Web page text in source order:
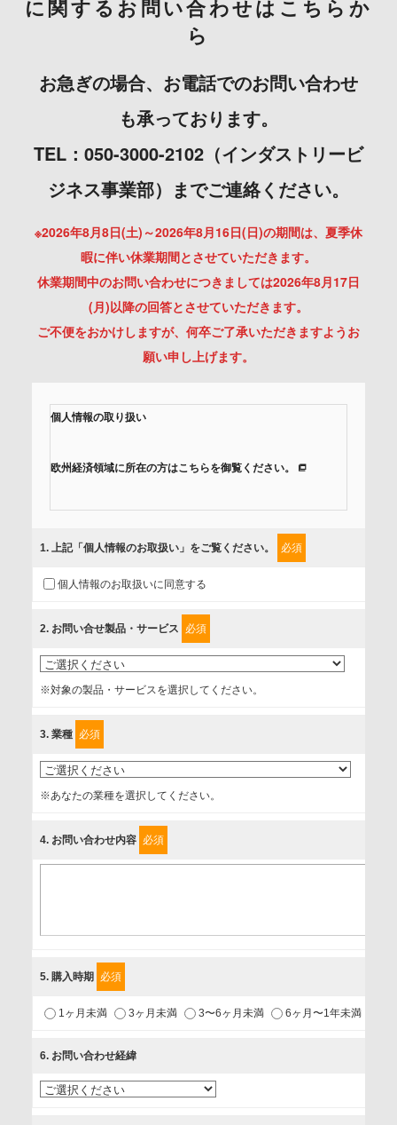
に関するお問い合わせはこちらか
ら
お急ぎの場合、お電話でのお問い合わせ
も承っております。
TEL：050-3000-2102（インダストリービ
ジネス事業部）までご連絡ください。
※2026年8月8日(土)～2026年8月16日(日)の期間は、夏季休
暇に伴い休業期間とさせていただきます。
休業期間中のお問い合わせにつきましては2026年8月17日
(月)以降の回答とさせていただきます。
ご不便をおかけしますが、何卒ご了承いただきますようお
願い申し上げます。
個人情報の取り扱い
欧州経済領域に所在の方はこちらを御覧ください。
組みを行っています。
に取扱い、これらで定める範囲内で、サービスの提供やご案
内等のために利用させていただいております。
情報を提供されるお客様（本人）に対して、情報の収集目
的、管理者、提供の有無、情報提供の任意性や権利について
確認し、当社への情報提供がお客様の懸念にならないよう
上げます。
事業者名
個人情報保護責任者
1.当社が取り扱う商品・サービスに関するご案内
2.当社が開催（主催・共催・協賛）するセミナーなど、各種イ
3.お客様の業務内容、及び興味、関心に応じた情報の提供
4.お客様満足度調査等のアンケートの依頼
1. 上記「個人情報のお取扱い」をご覧ください。 必須
個人情報のお取扱いに同意する
2. お問い合せ製品・サービス 必須
※対象の製品・サービスを選択してください。
3. 業種 必須
※あなたの業種を選択してください。
4. お問い合わせ内容 必須
5. 購入時期 必須
1ヶ月未満 3ヶ月未満 3〜6ヶ月未満 6ヶ月〜1年未満
6. お問い合わせ経緯